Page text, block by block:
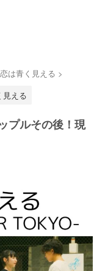
は青く見える >
見える
プルその後！現